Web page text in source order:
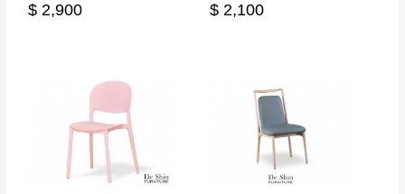
$ 2,900 $ 2,100